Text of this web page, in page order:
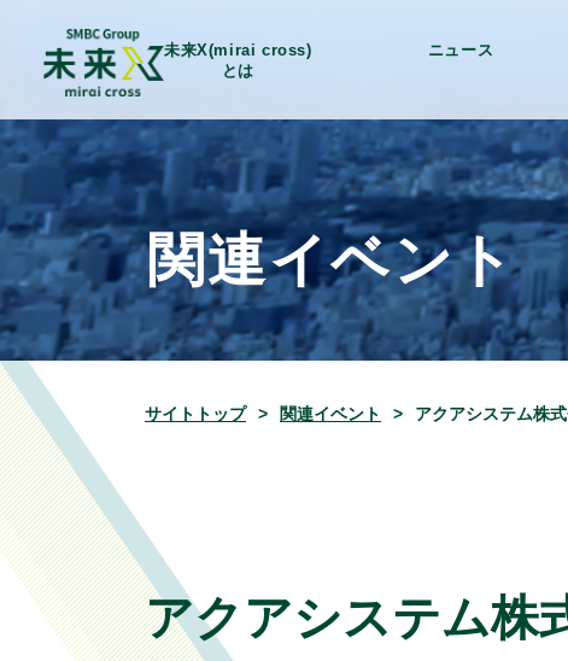
未来X(mirai cross)
とは
ニュース
関連イベント
サイトトップ 関連イベント アクアシステム株
アクアシステム株